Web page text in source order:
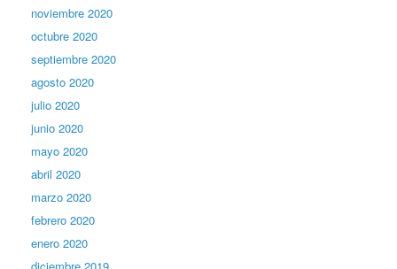
noviembre 2020
octubre 2020
septiembre 2020
agosto 2020
julio 2020
junio 2020
mayo 2020
abril 2020
marzo 2020
febrero 2020
enero 2020